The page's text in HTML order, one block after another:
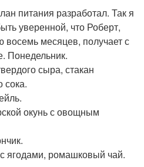
питания разработал. Так я
уверенной, что Роберт,
восемь месяцев, получает с
Понедельник.
сыра, стакан
сока.
окунь с овощным
ягодами, ромашковый чай.